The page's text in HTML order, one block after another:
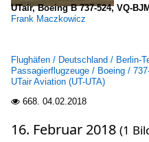
UTair, Boeing B 737-524, VQ-
Frank Maczkowicz
Flughäfen / Deutschland / Berlin-
Passagierflugzeuge / Boeing /
UTair Aviation (UT-UTA)
 668. 04.02.2018
16. Februar 2018 (1